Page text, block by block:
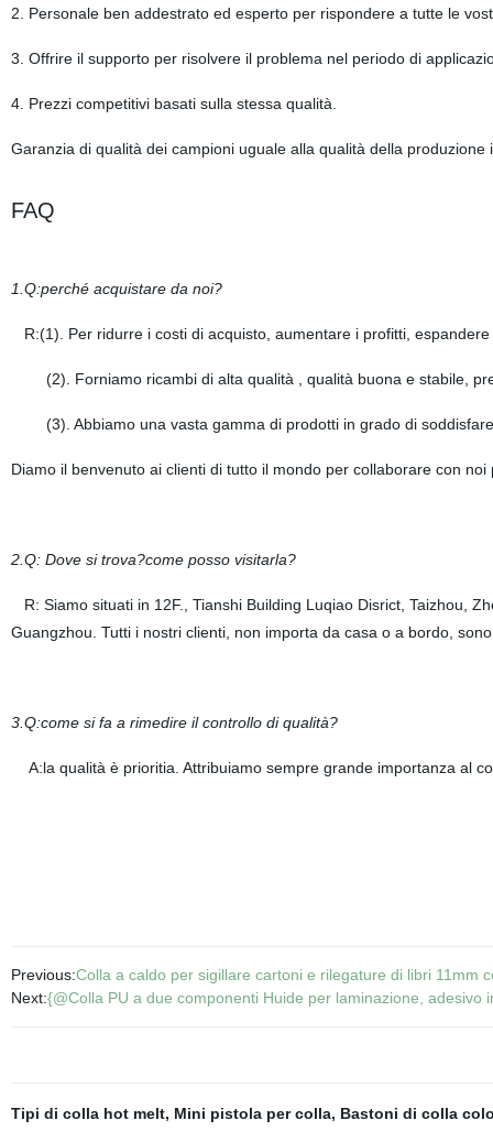
2. Personale ben addestrato ed esperto per rispondere a tutte le
3. Offrire il supporto per risolvere il problema nel periodo di
4. Prezzi competitivi basati sulla stessa qualità.
Garanzia di qualità dei campioni uguale alla qualità della produzione
FAQ
1.Q:perché acquistare da noi?
R:(1). Per ridurre i costi di acquisto, aumentare i profitti,
(2). Forniamo ricambi di alta qualità , qualità buona e stabile,
(3). Abbiamo una vasta gamma di prodotti in grado di
Diamo il benvenuto ai clienti di tutto il mondo per collaborare con
2.Q: Dove si trova?come posso visitarla?
R: Siamo situati in 12F., Tianshi Building Luqiao Disrict, Taizhou,
Guangzhou. Tutti i nostri clienti, non importa da casa o a bordo,
3.Q:come si fa a rimedire il controllo di qualità?
A:la qualità è prioritia. Attribuiamo sempre grande importanza al
Previous:Colla a caldo per sigillare cartoni e rilegature di libri 11mm
Next:{@Colla PU a due componenti Huide per laminazione,
Tipi di colla hot melt, Mini pistola per colla, Bastoni di colla